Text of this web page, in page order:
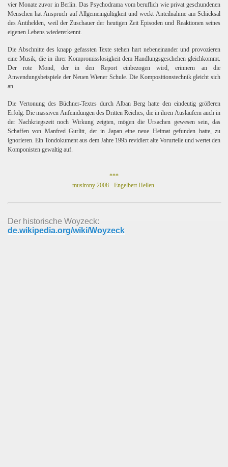
vier Monate zuvor in Berlin. Das Psychodrama vom beruflich wie privat geschundenen
Menschen hat Anspruch auf Allgemeingültigkeit und weckt Anteilnahme am Schicksal
des Antihelden, weil der Zuschauer der heutigen Zeit Episoden und Reaktionen seines
eigenen Lebens wiedererkennt.
Die Abschnitte des knapp gefassten Texte stehen hart nebeneinander und provozieren
eine Musik, die in ihrer Kompromisslosigkeit dem Handlungsgeschehen gleichkommt.
Der rote Mond, der in den Report einbezogen wird, erinnern an die
Anwendungsbeispiele der Neuen Wiener Schule. Die Kompositionstechnik gleicht sich
an.
Die Vertonung des Büchner-Textes durch Alban Berg hatte den eindeutig größeren
Erfolg. Die massiven Anfeindungen des Dritten Reiches, die in ihren Ausläufern auch in
der Nachkriegszeit noch Wirkung zeigten, mögen die Ursachen gewesen sein, das
Schaffen von Manfred Gurlitt, der in Japan eine neue Heimat gefunden hatte, zu
ignorieren. Ein Tondokument aus dem Jahre 1995 revidiert alte Vorurteile und wertet den
Komponisten gewaltig auf.
***
musirony 2008 - Engelbert Hellen
Der historische Woyzeck:
de.wikipedia.org/wiki/Woyzeck